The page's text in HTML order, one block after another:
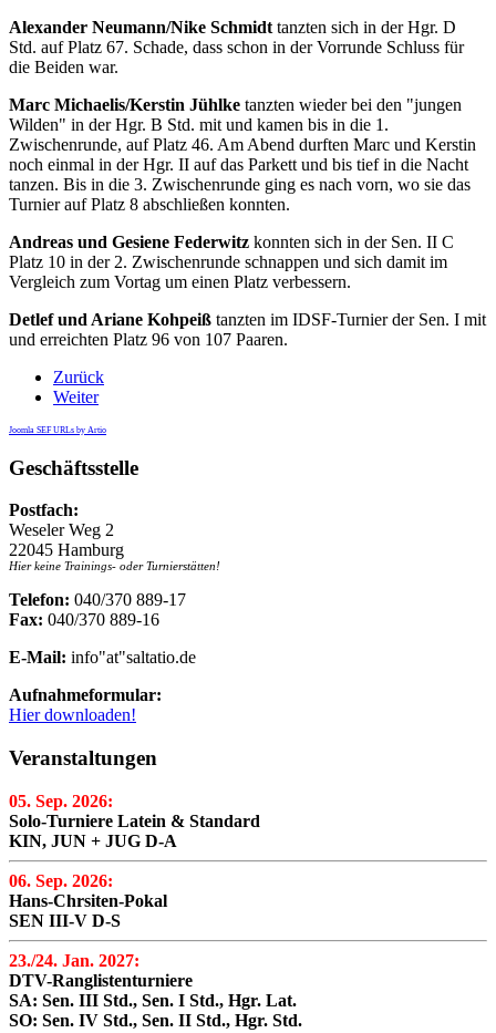
Alexander Neumann/Nike Schmidt tanzten sich in der Hgr. D
Std. auf Platz 67. Schade, dass schon in der Vorrunde Schluss für
die Beiden war.
Marc Michaelis/Kerstin Jühlke tanzten wieder bei den "jungen
Wilden" in der Hgr. B Std. mit und kamen bis in die 1.
Zwischenrunde, auf Platz 46. Am Abend durften Marc und Kerstin
noch einmal in der Hgr. II auf das Parkett und bis tief in die Nacht
tanzen. Bis in die 3. Zwischenrunde ging es nach vorn, wo sie das
Turnier auf Platz 8 abschließen konnten.
Andreas und Gesiene Federwitz konnten sich in der Sen. II C
Platz 10 in der 2. Zwischenrunde schnappen und sich damit im
Vergleich zum Vortag um einen Platz verbessern.
Detlef und Ariane Kohpeiß tanzten im IDSF-Turnier der Sen. I mit
und erreichten Platz 96 von 107 Paaren.
Zurück
Weiter
Joomla SEF URLs by Artio
Geschäftsstelle
Postfach:
Weseler Weg 2
22045 Hamburg
Hier keine Trainings- oder Turnierstätten!
Telefon: 040/370 889-17
Fax: 040/370 889-16
E-Mail: info"at"saltatio.de
Aufnahmeformular:
Hier downloaden!
Veranstaltungen
05. Sep. 2026:
Solo-Turniere Latein & Standard
KIN, JUN + JUG D-A
06. Sep. 2026:
Hans-Chrsiten-Pokal
SEN III-V D-S
23./24. Jan. 2027:
DTV-Ranglistenturniere
SA: Sen. III Std., Sen. I Std., Hgr. Lat.
SO: Sen. IV Std., Sen. II Std., Hgr. Std.